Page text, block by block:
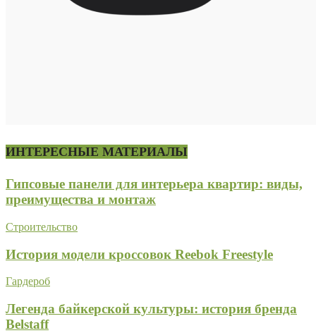
ИНТЕРЕСНЫЕ МАТЕРИАЛЫ
Гипсовые панели для интерьера квартир: виды,
преимущества и монтаж
Строительство
История модели кроссовок Reebok Freestyle
Гардероб
Легенда байкерской культуры: история бренда
Belstaff